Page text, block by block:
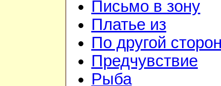
Письмо в зону
Платье из
По другой
Предчувствие
Рыба